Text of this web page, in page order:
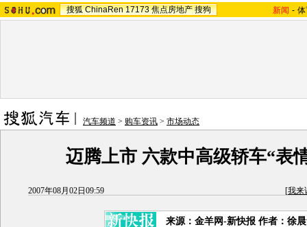
搜狐 ChinaRen 17173 焦点房地产 搜狗 新闻 -
汽车频道 > 购车资讯 > 市场动态
迈腾上市 六款中高级轿车“表
2007年08月02日09:59 [我来
来源：金羊网-新快报 作者：徐